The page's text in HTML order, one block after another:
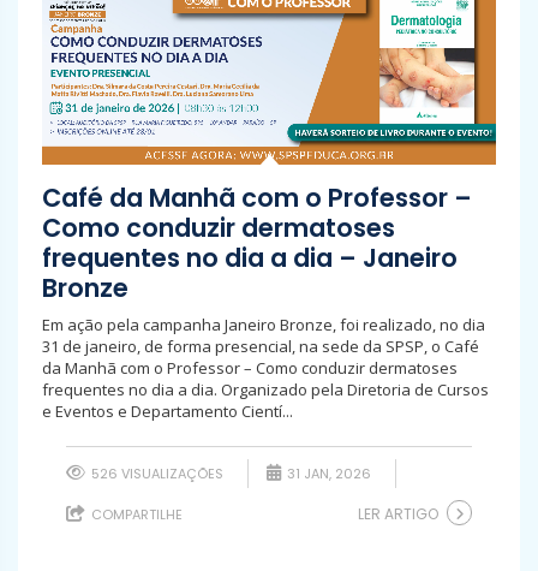
Café da Manhã com o Professor –
Como conduzir dermatoses
frequentes no dia a dia – Janeiro
Bronze
Em ação pela campanha Janeiro Bronze, foi realizado, no dia
31 de janeiro, de forma presencial, na sede da SPSP, o Café
da Manhã com o Professor – Como conduzir dermatoses
frequentes no dia a dia. Organizado pela Diretoria de Cursos
e Eventos e Departamento Cientí...
526 VISUALIZAÇÕES 31 JAN, 2026
COMPARTILHE LER ARTIGO